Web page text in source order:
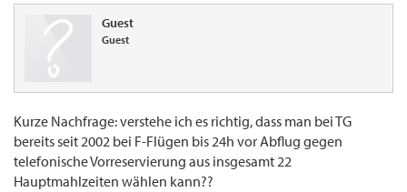
Guest
Guest
Kurze Nachfrage: verstehe ich es richtig, dass man bei TG
bereits seit 2002 bei F-Flügen bis 24h vor Abflug gegen
telefonische Vorreservierung aus insgesamt 22
Hauptmahlzeiten wählen kann??